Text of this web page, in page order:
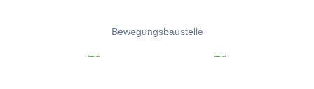
Bewegungsbaustelle